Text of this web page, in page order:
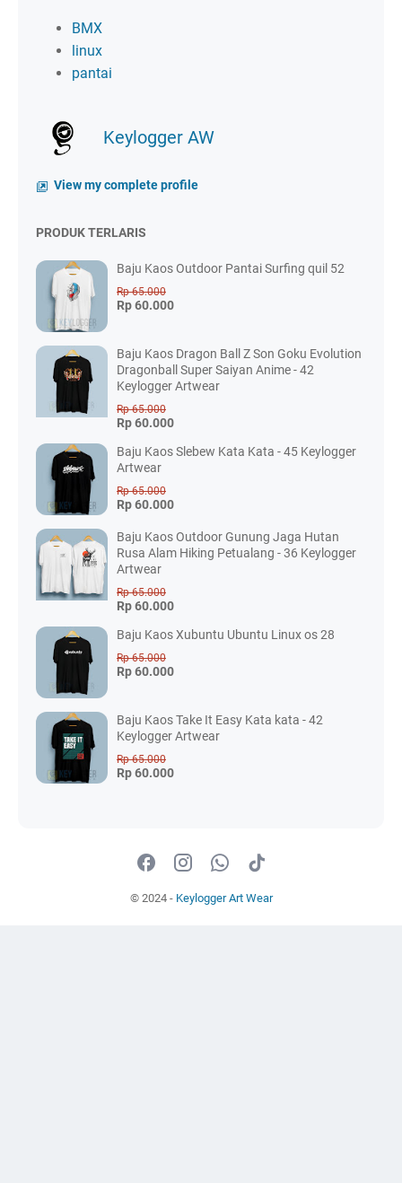
BMX
linux
pantai
Keylogger AW
View my complete profile
PRODUK TERLARIS
Baju Kaos Outdoor Pantai Surfing quil 52
Rp 65.000
Rp 60.000
Baju Kaos Dragon Ball Z Son Goku Evolution
Dragonball Super Saiyan Anime - 42
Keylogger Artwear
Rp 65.000
Rp 60.000
Baju Kaos Slebew Kata Kata - 45 Keylogger
Artwear
Rp 65.000
Rp 60.000
Baju Kaos Outdoor Gunung Jaga Hutan
Rusa Alam Hiking Petualang - 36 Keylogger
Artwear
Rp 65.000
Rp 60.000
Baju Kaos Xubuntu Ubuntu Linux os 28
Rp 65.000
Rp 60.000
Baju Kaos Take It Easy Kata kata - 42
Keylogger Artwear
Rp 65.000
Rp 60.000
© 2024 - Keylogger Art Wear